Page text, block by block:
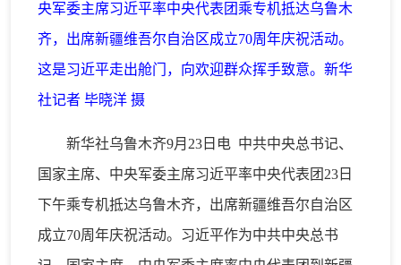
央军委主席习近平率中央代表团乘专机抵达乌鲁木
齐，出席新疆维吾尔自治区成立70周年庆祝活动。
这是习近平走出舱门，向欢迎群众挥手致意。新华
社记者 毕晓洋 摄
新华社乌鲁木齐9月23日电 中共中央总书记、
国家主席、中央军委主席习近平率中央代表团23日
下午乘专机抵达乌鲁木齐，出席新疆维吾尔自治区
成立70周年庆祝活动。习近平作为中共中央总书